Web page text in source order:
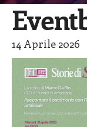
14 Aprile 2026